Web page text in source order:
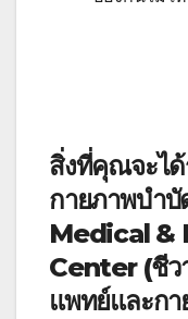
สิ่งที่คุณจะไ
กายภาพบำ
Medical &
Center (ชีว
แพทย์และก